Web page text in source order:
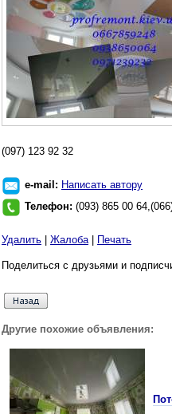
(097) 123 92 32
e-mail: Написать автору
Телефон: (093) 865 00
Удалить Жалоба| Печать
Поделиться с друзьями и
Другие похожие объявления: